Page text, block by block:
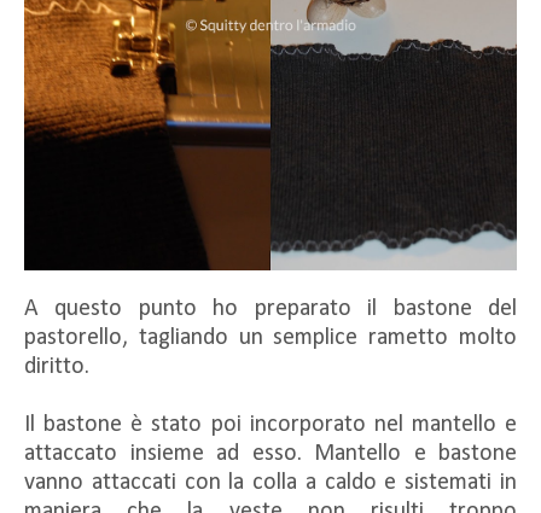
A questo punto ho preparato il bastone del
pastorello, tagliando un semplice rametto molto
diritto.
Il bastone è stato poi incorporato nel mantello e
attaccato insieme ad esso. Mantello e bastone
vanno attaccati con la colla a caldo e sistemati in